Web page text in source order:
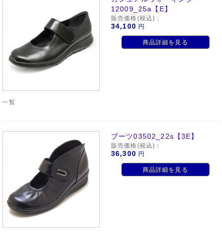
12009_25a【E】
販売価格(税込)：
34,100 円
商品詳細を見る
一覧
ブーツ03502_22s【3E】
販売価格(税込)：
36,300 円
商品詳細を見る